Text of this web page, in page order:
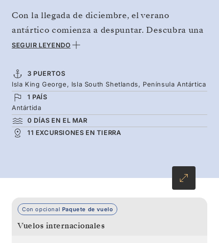
Con la llegada de diciembre, el verano
antártico comienza a despuntar. Descubra una
estación llena de nueva vida y actividad en la
familias de pingüinos se preparan para dar la
bienvenida a sus crías. Las ballenas jorobadas
también inician su gran migración hacia el sur,
para alimentarse en las ricas aguas de la
península. Viaje en avión y así no se perderá ni
SEGUIR LEYENDO
3 PUERTOS
Isla King George, Isla South Shetlands, Península Antártica
1 PAÍS
Antártida
0 DÍAS EN EL MAR
11 EXCURSIONES EN TIERRA
Con opcional Paquete de vuelo
Vuelos internacionales